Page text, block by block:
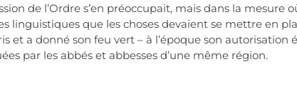
de l’Ordre s’en préoccupait, mais dans la mesure
linguistiques que les choses devaient se mettre en
et a donné son feu vert – à l’époque son
par les abbés et abbesses d’une même région.